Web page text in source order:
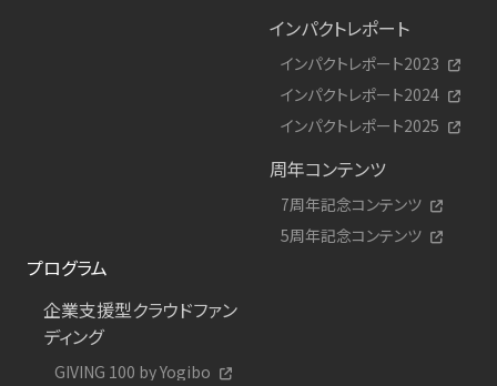
インパクトレポート
インパクトレポート2023
インパクトレポート2024
インパクトレポート2025
周年コンテンツ
7周年記念コンテンツ
5周年記念コンテンツ
プログラム
企業支援型クラウドファン
ディング
GIVING 100 by Yogibo